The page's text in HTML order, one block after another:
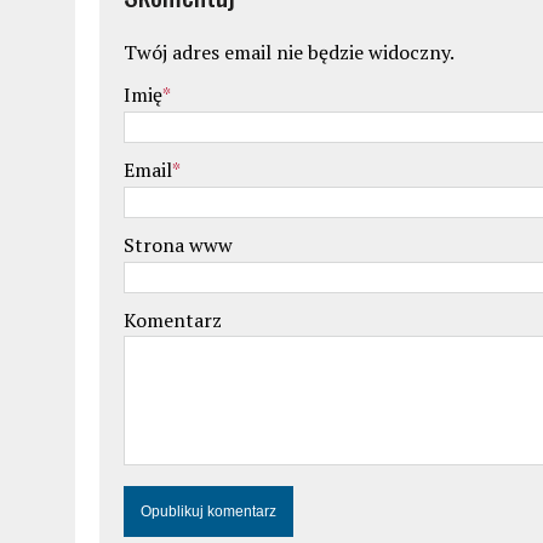
Twój adres email nie będzie widoczny.
Imię*
Email*
Strona www
Komentarz